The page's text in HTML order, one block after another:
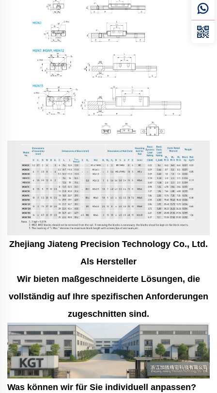
Zhejiang Jiateng Precision Technology Co., Ltd.
Als Hersteller
Wir bieten maßgeschneiderte Lösungen, die
vollständig auf Ihre spezifischen Anforderungen
zugeschnitten sind.
Was können wir für Sie individuell anpassen?